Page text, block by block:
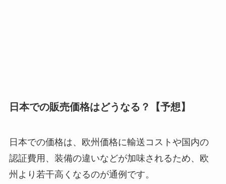
日本での販売価格はどうなる？【予想】
日本での価格は、欧州価格に輸送コストや国内の
認証費用、装備の違いなどが加味されるため、欧
州より若干高くなるのが通例です。